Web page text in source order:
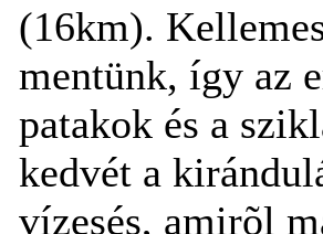
(16km).
mentünk, így az
patakok és a
kedvét a
vízesés, amirõl